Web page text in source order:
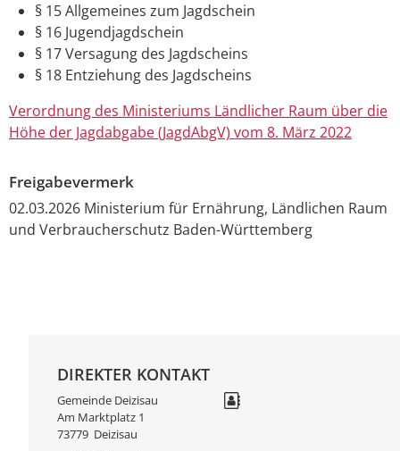
§ 15 Allgemeines zum Jagdschein
§ 16 Jugendjagdschein
§ 17 Versagung des Jagdscheins
§ 18 Entziehung des Jagdscheins
Verordnung des Ministeriums Ländlicher Raum über die
Höhe der Jagdabgabe (JagdAbgV) vom 8. März 2022
Freigabevermerk
02.03.2026 Ministerium für Ernährung, Ländlichen Raum
und Verbraucherschutz Baden-Württemberg
DIREKTER KONTAKT
Gemeinde Deizisau
Am Marktplatz 1
73779 Deizisau